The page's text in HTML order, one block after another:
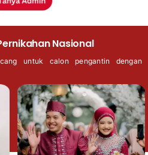
Nasional
untuk calon pengantin dengan